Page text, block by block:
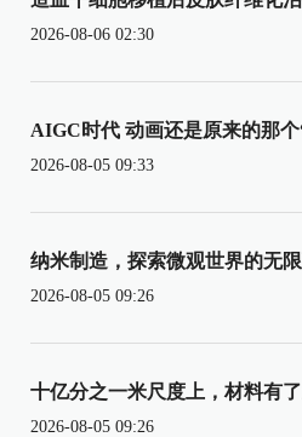
2026-08-06 02:30
AIGC时代 动画还是原来的那
2026-08-05 09:33
纳米制造，探索微观世界的无
2026-08-05 09:26
十亿分之一米尺度上，材料有
2026-08-05 09:26